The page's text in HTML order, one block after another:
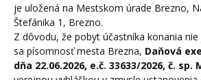
je uložená na Mestskom úrade Brezno,
Štefánika 1, Brezno.
Z dôvodu, že pobyt účastníka konania
sa písomnosť mesta Brezna, Daňová
dňa 22.06.2026, e.č. 33633/2026, č. sp.